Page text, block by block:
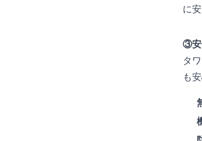
に
③安
タ
も